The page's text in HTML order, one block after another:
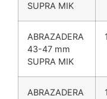
SUPRA MIK
ABRAZADERA
43-47 mm
SUPRA MIK
ABRAZADERA